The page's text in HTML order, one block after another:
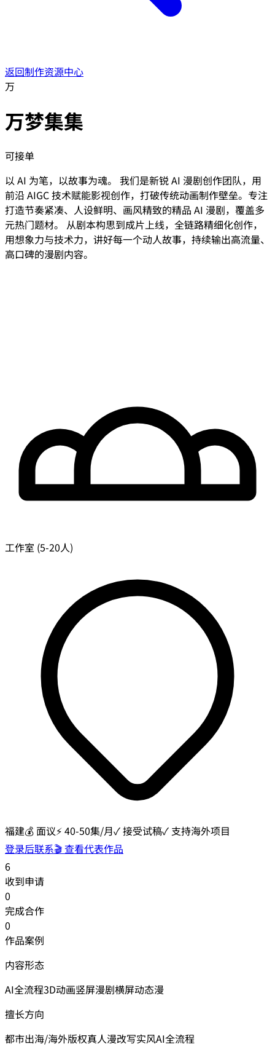
返回制作资源中心
万
万梦集集
可接单
以 AI 为笔，以故事为魂。 我们是新锐 AI 漫剧创作团队，用
前沿 AIGC 技术赋能影视创作，打破传统动画制作壁垒。专注
打造节奏紧凑、人设鲜明、画风精致的精品 AI 漫剧，覆盖多
元热门题材。 从剧本构思到成片上线，全链路精细化创作，
用想象力与技术力，讲好每一个动人故事，持续输出高流量、
高口碑的漫剧内容。
工作室 (5-20人)
福建💰 面议⚡40-50集/月✓ 接受试稿✓ 支持海外项目
登录后联系🎬 查看代表作品
6
收到申请
0
完成合作
0
作品案例
内容形态
AI全流程3D动画竖屏漫剧横屏动态漫
擅长方向
都市出海/海外版权真人漫改写实风AI全流程